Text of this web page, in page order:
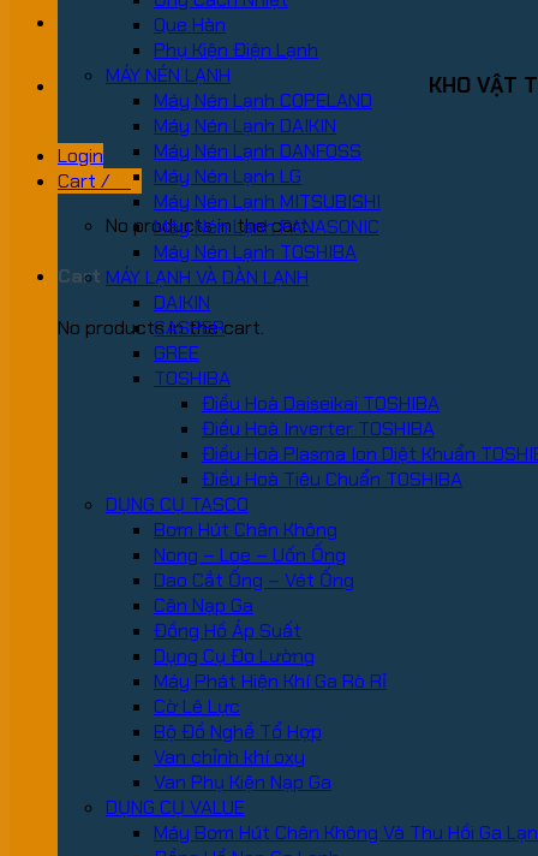
KHO VẬT
Login
Cart /
₫
No products in the cart.
Cart
No products in the cart.
Que Hàn
Phụ Kiện Điện Lạnh
MÁY NÉN LẠNH
Máy Nén Lạnh COPELAND
Máy Nén Lạnh DAIKIN
Máy Nén Lạnh DANFOSS
Máy Nén Lạnh LG
Máy Nén Lạnh MITSUBISHI
Máy Nén Lạnh PANASONIC
Máy Nén Lạnh TOSHIBA
MÁY LẠNH VÀ DÀN LẠNH
DAIKIN
CASPER
GREE
TOSHIBA
Điều Hoà Daiseikai TOSHIBA
Điều Hoà Inverter TOSHIBA
Điều Hoà Plasma Ion Diệt Khuẩn
Điều Hoà Tiêu Chuẩn TOSHIBA
DỤNG CỤ TASCO
Bơm Hút Chân Không
Nong – Loe – Uốn Ống
Dao Cắt Ống – Vét Ống
Cân Nạp Ga
Đồng Hồ Áp Suất
Dụng Cụ Đo Lường
Máy Phát Hiện Khí Ga Rò Rỉ
Cờ Lê Lực
Bộ Đồ Nghề Tổ Hợp
Van chỉnh khí oxy
Van Phụ Kiện Nạp Ga
DỤNG CỤ VALUE
Máy Bơm Hút Chân Không Và Thu Hồi Ga